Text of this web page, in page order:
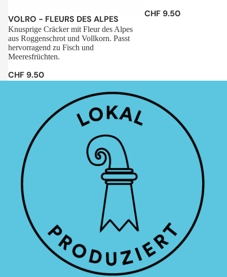
Sale
VOLRO - FLEURS DES ALPES
Knusprige Cräcker mit Fleur des Alpes
aus Roggenschrot und Vollkorn. Passt
hervorragend zu Fisch und
Meeresfrüchten.
CHF 9.50
CHF 9.50